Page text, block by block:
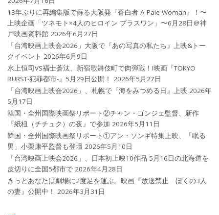
13年ぶりに再編集版で蘇る大阪発『蒼白者 A Pale Woman』！〜
上映企画「ツネモト×4人のヒロイン プラスワン」〜6月28日＠神
戸映画資料館 2026年6月27日
「台湾映画上映会2026」大阪で『あの写真の私たち』上映&トー
クイベント 2026年6月9日
水上恒司VS福士蒼汰、新宿歌舞伎町で肉弾戦！!映画『TOKYO
BURST-犯罪都市-』5月29日公開！
2026年5月27日
「台湾映画上映会2026」、札幌で『海をみつめる日』上映 2026年
5月17日
韓国・全州国際映画祭リポート②チャン・ゴンジェ監督、新作
『紙杻（チチュク）の夜』で参加 2026年5月11日
韓国・全州国際映画祭リポート①アン・ソンギ特集上映、「眠る
男」小栗康平監督も登壇 2026年5月10日
「台湾映画上映会2026」、日本初上映10作品 5月16日の北海道を
皮切りに全国5都市で 2026年4月28日
きっとあなたは劇場に2度足を運ぶ。映画『放送禁止 ぼくの3人
の妻』公開中！
2026年3月31日